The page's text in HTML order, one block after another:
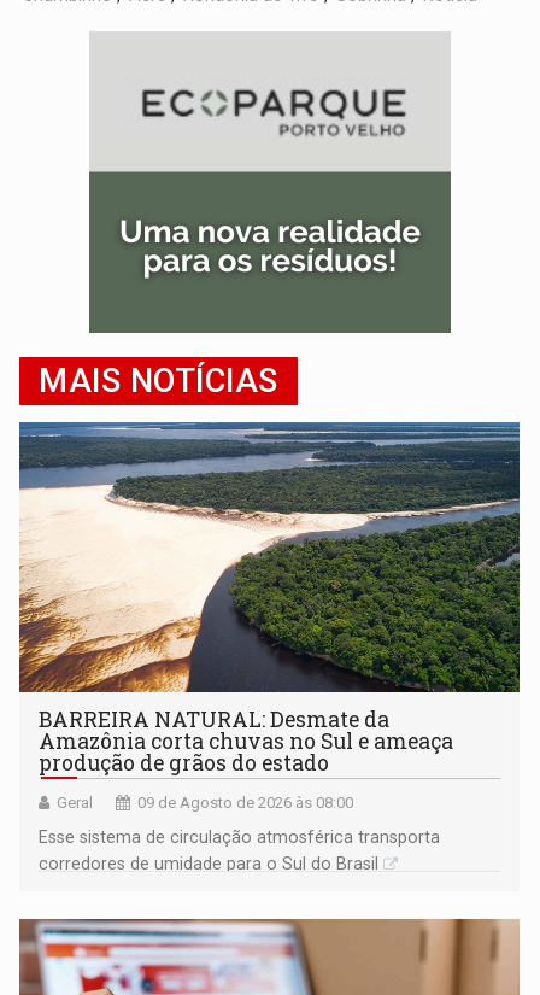
MAIS NOTÍCIAS
BARREIRA NATURAL: Desmate da
Amazônia corta chuvas no Sul e ameaça
produção de grãos do estado
Geral 09 de Agosto de 2026 às 08:00
Esse sistema de circulação atmosférica transporta
corredores de umidade para o Sul do Brasil